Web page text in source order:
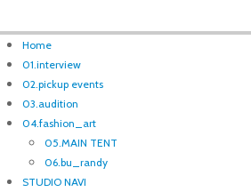
Home
01.interview
02.pickup events
03.audition
04.fashion_art
05.MAIN TENT
06.bu_randy
STUDIO NAVI